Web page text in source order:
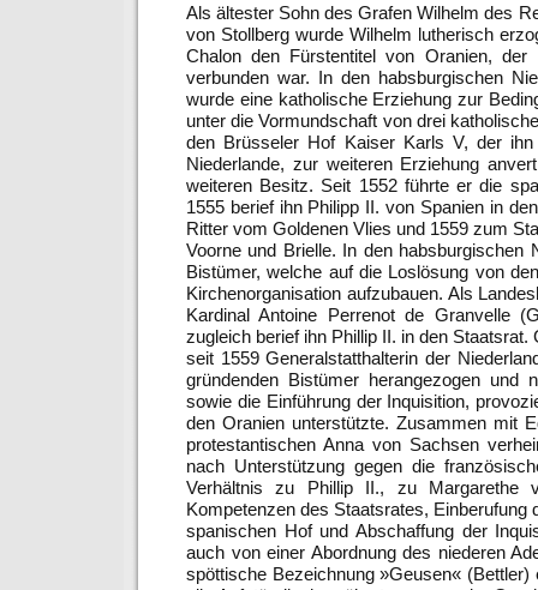
Als ältester Sohn des Grafen Wilhelm des
von Stollberg wurde Wilhelm lutherisch
Chalon den Fürstentitel von Oranien,
verbunden war. In den habsburgischen
wurde eine katholische Erziehung zur
unter die Vormundschaft von drei
den Brüsseler Hof Kaiser Karls V, der
Niederlande, zur weiteren Erziehung
weiteren Besitz. Seit 1552 führte er die
1555 berief ihn Philipp II. von Spanien in
Ritter vom Goldenen Vlies und 1559 zum
Voorne und Brielle. In den habsburgischen
Bistümer, welche auf die Loslösung von
Kirchenorganisation aufzubauen. Als
Kardinal Antoine Perrenot de Granvelle
zugleich berief ihn Phillip II. in den
seit 1559 Generalstatthalterin der
gründenden Bistümer herangezogen und
sowie die Einführung der Inquisition,
den Oranien unterstützte. Zusammen mit
protestantischen Anna von Sachsen
nach Unterstützung gegen die
Verhältnis zu Phillip II., zu Margarethe
Kompetenzen des Staatsrates,
spanischen Hof und Abschaffung der
auch von einer Abordnung des niederen
spöttische Bezeichnung »Geusen«